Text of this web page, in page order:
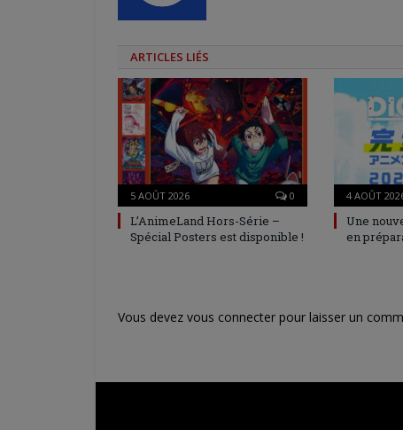
ARTICLES LIÉS
5 AOÛT 2026 0
L’AnimeLand Hors-Série –
Spécial Posters est disponible !
4 AOÛT
Une
en
Vous devez vous connecter pour laisser un